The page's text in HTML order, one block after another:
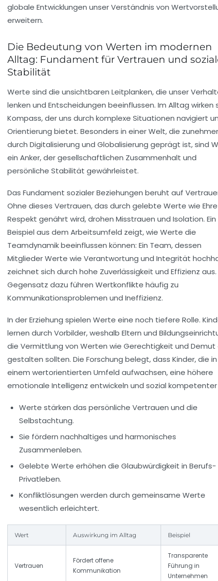
globale Entwicklungen unser Verständnis von
erweitern.
Die Bedeutung von Werten im modernen
Alltag: Fundament für Vertrauen und
Stabilität
Werte sind die unsichtbaren Leitplanken, die unser
lenken und Entscheidungen beeinflussen. Im Alltag wirken
Kompass, der uns durch komplexe Situationen navigiert
Orientierung bietet. Besonders in einer Welt, die
durch Digitalisierung und Globalisierung geprägt ist, sind
ein Anker, der gesellschaftlichen Zusammenhalt und
persönliche Stabilität gewährleistet.
Das Fundament sozialer Beziehungen beruht auf
Ohne dieses Vertrauen, das durch gelebte Werte wie Ehre
Respekt genährt wird, drohen Misstrauen und Isolation. Ein
Beispiel aus dem Arbeitsumfeld zeigt, wie Werte die
Teamdynamik beeinflussen können: Ein Team, dessen
Mitglieder Werte wie Verantwortung und Integrität
zeichnet sich durch hohe Zuverlässigkeit und Effizienz
Gegensatz dazu führen Wertkonflikte häufig zu
Kommunikationsproblemen und Ineffizienz.
In der Erziehung spielen Werte eine noch tiefere Rolle.
lernen durch Vorbilder, weshalb Eltern und
die Vermittlung von Werten wie Gerechtigkeit und Demut
gestalten sollten. Die Forschung belegt, dass Kinder, die in
einem wertorientierten Umfeld aufwachsen, eine höhere
emotionale Intelligenz entwickeln und sozial kompetenter
Werte stärken das persönliche Vertrauen und die
Selbstachtung.
Sie fördern nachhaltiges und harmonisches
Zusammenleben.
Gelebte Werte erhöhen die Glaubwürdigkeit in Berufs-
Privatleben.
Konfliktlösungen werden durch gemeinsame Werte
wesentlich erleichtert.
Wert Auswirkung im Alltag Beispiel
Vertrauen
Fördert offene
Kommunikation
Transparente
Führung in
Unternehmen